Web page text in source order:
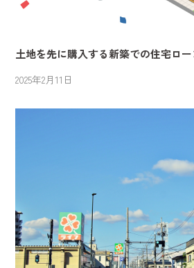
土地を先に購入する新築での住宅ロ
2025年2月11日